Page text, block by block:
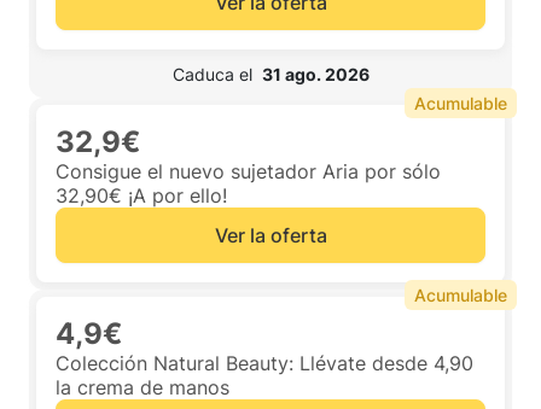
Caduca el 31 ago. 2026
32,9€
Consigue el nuevo sujetador Aria por sólo
32,90€ ¡A por ello!
Ver la oferta
Acumulable
4,9€
Colección Natural Beauty: Llévate desde 4,90
la crema de manos
Acumulable